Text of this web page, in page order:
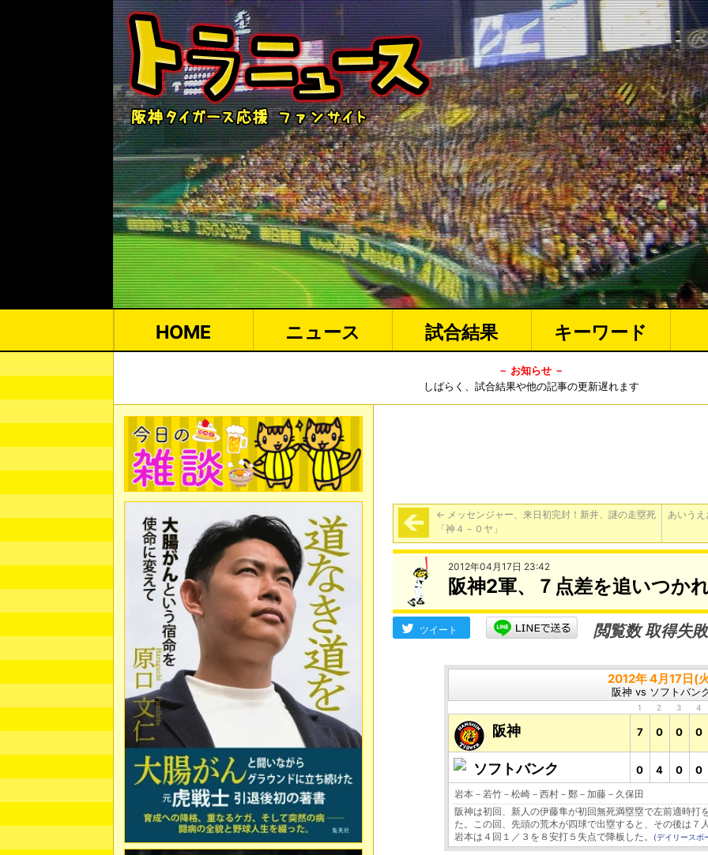
HOME ニュース 試合結果 キーワード
－ お知らせ －
しばらく、試合結果や他の記事の更新遅れます
← メッセンジャー、来日初完封！新井、謎の走塁死
「神４－０ヤ」
あいう
2012年04月17日 23:42
阪神2軍、７点差を追いつか
ツイート 閲覧数 取得失敗
2012年 4月17日(
阪神 vs ソフトバン
1 2 3 4
阪神 7 0 0 0
ソフトバンク 0 4 0 0
岩本－若竹－松崎－西村－鄭－加藤－久保田
阪神は初回、新人の伊藤隼が初回無死満塁塁で左前適時打
た。この回、先頭の荒木が四球で出塁すると、その後は７
岩本は４回１／３を８安打５失点で降板した。
(デイリースポ